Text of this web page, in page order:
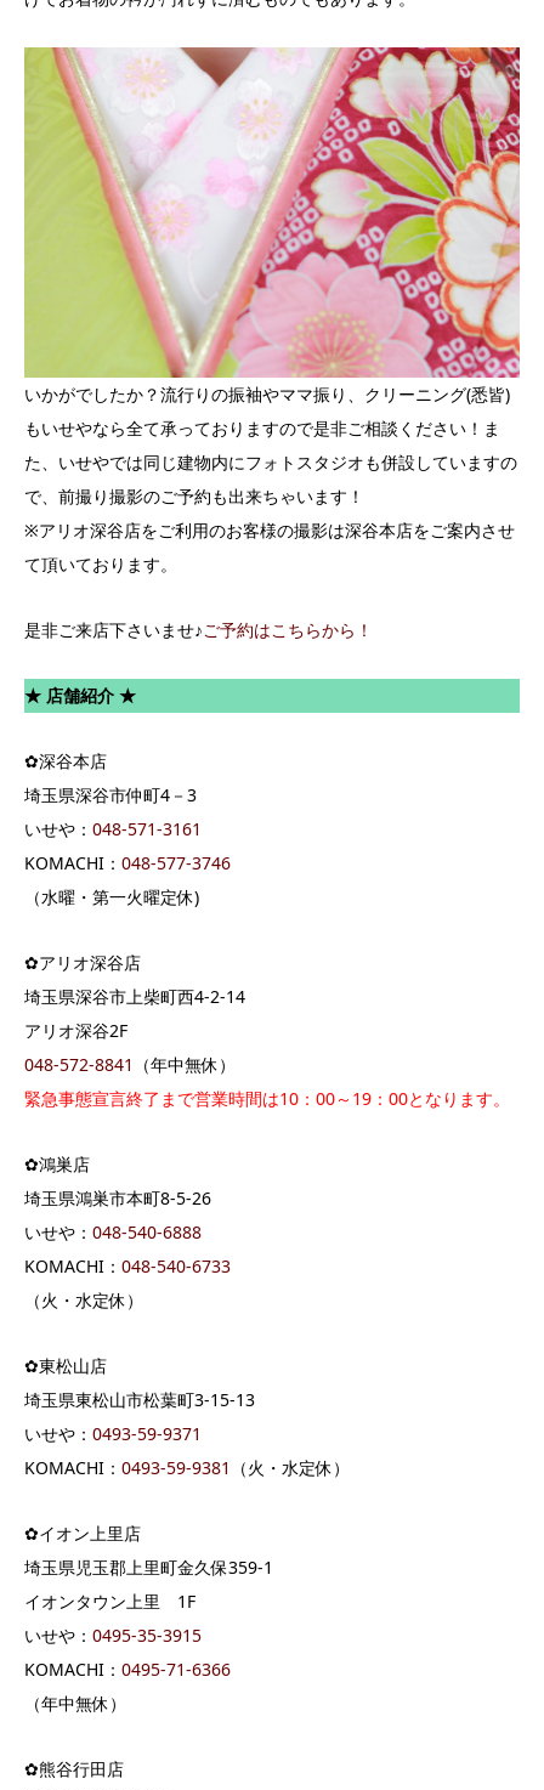
いかがでしたか？流行りの振袖やママ振り、クリーニング(悉皆)
もいせやなら全て承っておりますので是非ご相談ください！ま
た、いせやでは同じ建物内にフォトスタジオも併設していますの
で、前撮り撮影のご予約も出来ちゃいます！
※アリオ深谷店をご利用のお客様の撮影は深谷本店をご案内させ
て頂いております。
是非ご来店下さいませ♪ご予約はこちらから！
★ 店舗紹介 ★
✿深谷本店
埼玉県深谷市仲町4－3
いせや： 048-571-3161
KOMACHI： 048-577-3746
（水曜・第一火曜定休)
✿アリオ深谷店
埼玉県深谷市上柴町西4-2-14
アリオ深谷2F
048-572-8841
（年中無休）
緊急事態宣言終了まで営業時間は10：00～19：00となります。
✿鴻巣店
埼玉県鴻巣市本町8-5-26
いせや： 048-540-6888
KOMACHI： 048-540-6733
（火・水定休）
✿東松山店
埼玉県東松山市松葉町3-15-13
いせや： 0493-59-9371
KOMACHI： 0493-59-9381 （火・水定休）
✿イオン上里店
埼玉県児玉郡上里町金久保359-1
イオンタウン上里 1F
いせや： 0495-35-3915
KOMACHI： 0495-71-6366
（年中無休）
✿熊谷行田店